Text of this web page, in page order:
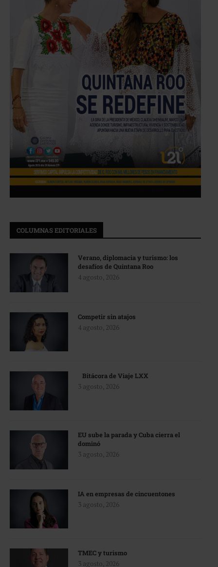
COLUMNAS EDITORIALES
Verano, diplomacia y turismo: los
desafíos de Quintana Roo
4 agosto, 2026
Competir sin atajos
4 agosto, 2026
Bitácora de Viaje LXX
3 agosto, 2026
EU sube la parada y Cuba cierra el
dominó
3 agosto, 2026
IA en empresas de cincuentones
3 agosto, 2026
TMEC y turismo
3 agosto, 2026